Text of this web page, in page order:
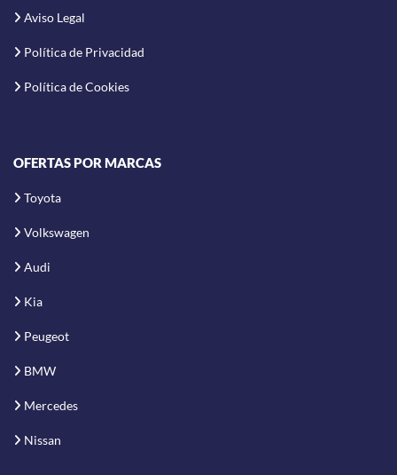
Aviso Legal
Política de Privacidad
Política de Cookies
OFERTAS POR MARCAS
Toyota
Volkswagen
Audi
Kia
Peugeot
BMW
Mercedes
Nissan